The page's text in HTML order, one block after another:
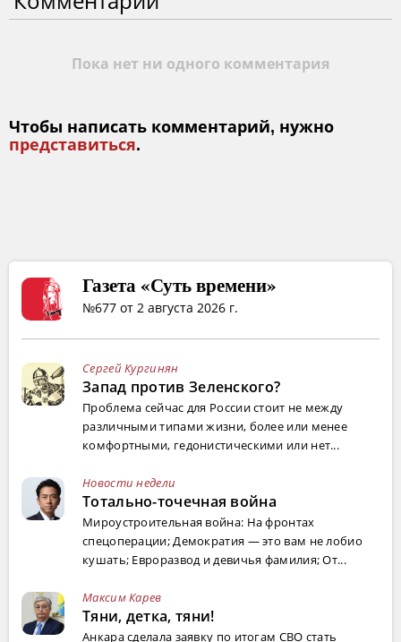
Пока нет ни одного комментария
Чтобы написать комментарий, нужно
представиться.
Газета «Суть времени»
№677 от 2 августа 2026 г.
Сергей Кургинян
Запад против Зеленского?
Проблема сейчас для России стоит не между
различными типами жизни, более или менее
комфортными, гедонистическими или нет...
Новости недели
Тотально-точечная война
Мироустроительная война: На фронтах
спецоперации; Демократия — это вам не лобио
кушать; Евроразвод и девичья фамилия; От...
Максим Карев
Тяни, детка, тяни!
Анкара сделала заявку по итогам СВО стать